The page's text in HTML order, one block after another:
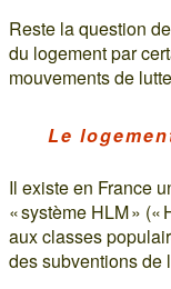
Reste la question
du logement par
mouvements de
Le
Il existe en France
« système HLM »
aux classes
des subventions de